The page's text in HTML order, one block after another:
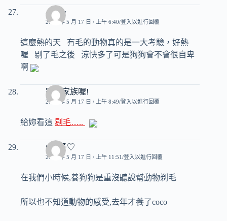
小雪~
2007 年 5 月 17 日 / 上午 6:40 登入以進行回覆
這麼熱的天 有毛的動物真的是一大考驗，好熱
喔 剔了毛之後 涼快多了可是狗狗會不會很自卑
啊
寵物家族喔!
2007 年 5 月 17 日 / 上午 8:49 登入以進行回覆
給妳看這 剔毛…..
♥玟子♡
2007 年 5 月 17 日 / 上午 11:51 登入以進行回覆
在我們小時候,養狗狗是重沒聽說幫動物剃毛
所以也不知道動物的感受,去年才養了coco